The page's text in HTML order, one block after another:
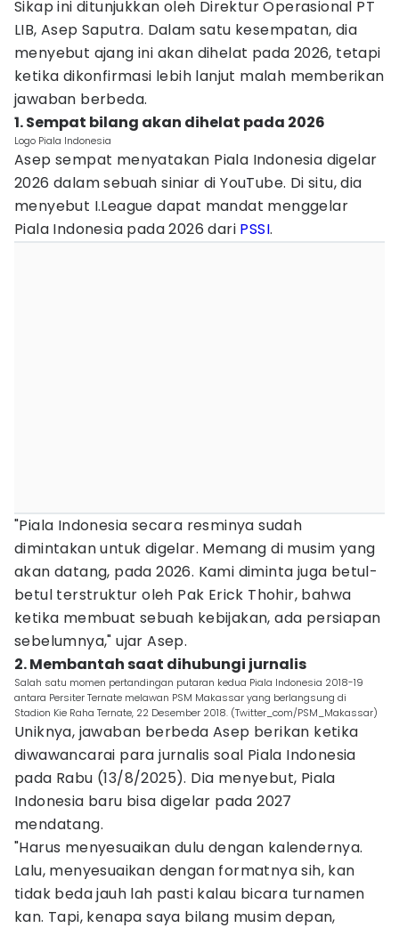
Sikap ini ditunjukkan oleh Direktur Operasional PT
LIB, Asep Saputra. Dalam satu kesempatan, dia
menyebut ajang ini akan dihelat pada 2026, tetapi
ketika dikonfirmasi lebih lanjut malah memberikan
jawaban berbeda.
1. Sempat bilang akan dihelat pada 2026
Logo Piala Indonesia
Asep sempat menyatakan Piala Indonesia digelar
2026 dalam sebuah siniar di YouTube. Di situ, dia
menyebut I.League dapat mandat menggelar
Piala Indonesia pada 2026 dari PSSI.
"Piala Indonesia secara resminya sudah
dimintakan untuk digelar. Memang di musim yang
akan datang, pada 2026. Kami diminta juga betul-
betul terstruktur oleh Pak Erick Thohir, bahwa
ketika membuat sebuah kebijakan, ada persiapan
sebelumnya," ujar Asep.
2. Membantah saat dihubungi jurnalis
Salah satu momen pertandingan putaran kedua Piala Indonesia 2018-19
antara Persiter Ternate melawan PSM Makassar yang berlangsung di
Stadion Kie Raha Ternate, 22 Desember 2018. (Twitter_com/PSM_Makassar)
Uniknya, jawaban berbeda Asep berikan ketika
diwawancarai para jurnalis soal Piala Indonesia
pada Rabu (13/8/2025). Dia menyebut, Piala
Indonesia baru bisa digelar pada 2027
mendatang.
"Harus menyesuaikan dulu dengan kalendernya.
Lalu, menyesuaikan dengan formatnya sih, kan
tidak beda jauh lah pasti kalau bicara turnamen
kan. Tapi, kenapa saya bilang musim depan,